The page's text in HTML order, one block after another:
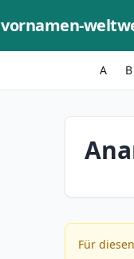
vornamen-
A B
Für